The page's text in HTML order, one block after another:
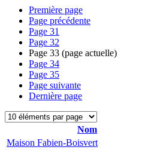
Première page
Page précédente
Page 31
Page 32
Page 33 (page actuelle)
Page 34
Page 35
Page suivante
Dernière page
Nom
Maison Fabien-Boisvert